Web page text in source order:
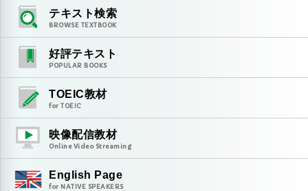
テキスト検索
BROWSE TEXTBOOK
好評テキスト
POPULAR BOOKS
TOEIC教材
for TOEIC
映像配信教材
Online Video Streaming
English Page
for NATIVE SPEAKERS